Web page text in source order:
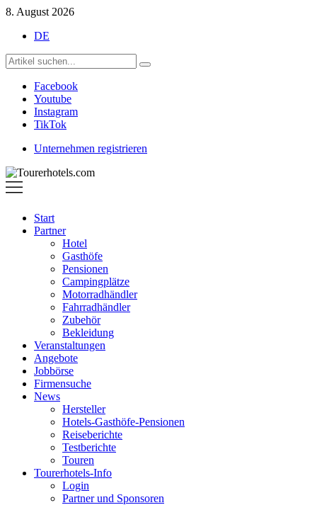
8. August 2026
DE
Facebook
Youtube
Instagram
TikTok
Unternehmen registrieren
Tourerhotels.com
Start
Partner
Hotel
Gasthöfe
Pensionen
Campingplätze
Motorradhändler
Fahrradhändler
Zubehör
Bekleidung
Veranstaltungen
Angebote
Jobbörse
Firmensuche
News
Hersteller
Hotels-Gasthöfe-Pensionen
Reiseberichte
Testberichte
Touren
Tourerhotels-Info
Login
Partner und Sponsoren